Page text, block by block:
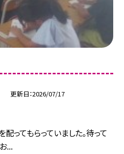
更新日 2026/07/17
ってもらっていました。待って
...